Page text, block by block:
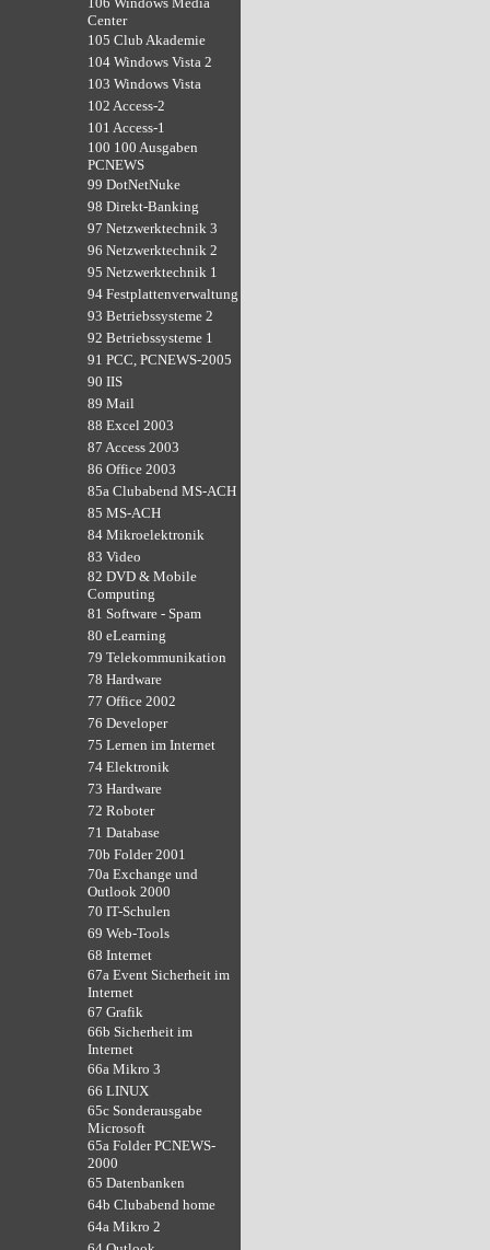
Center
105 Club Akademie
104 Windows Vista 2
103 Windows Vista
102 Access-2
101 Access-1
100 100 Ausgaben
PCNEWS
99 DotNetNuke
98 Direkt-Banking
97 Netzwerktechnik 3
96 Netzwerktechnik 2
95 Netzwerktechnik 1
94 Festplattenverwaltung
93 Betriebssysteme 2
92 Betriebssysteme 1
91 PCC, PCNEWS-2005
90 IIS
89 Mail
88 Excel 2003
87 Access 2003
86 Office 2003
85a Clubabend MS-ACH
85 MS-ACH
84 Mikroelektronik
83 Video
82 DVD & Mobile
Computing
81 Software - Spam
80 eLearning
79 Telekommunikation
78 Hardware
77 Office 2002
76 Developer
75 Lernen im Internet
74 Elektronik
73 Hardware
72 Roboter
71 Database
70b Folder 2001
70a Exchange und
Outlook 2000
70 IT-Schulen
69 Web-Tools
68 Internet
67a Event Sicherheit im
Internet
67 Grafik
66b Sicherheit im
Internet
66a Mikro 3
66 LINUX
65c Sonderausgabe
Microsoft
65a Folder PCNEWS-
2000
65 Datenbanken
64b Clubabend home
64a Mikro 2